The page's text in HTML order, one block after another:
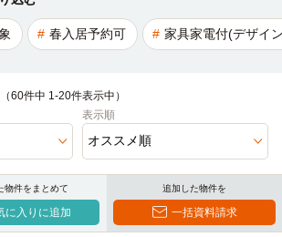
春入居予約可 家具家電付(デザイ
（60件中 1-20件表示中）
表示順
物件をまとめて
に入りに追加
追加した物件を
一括資料請求